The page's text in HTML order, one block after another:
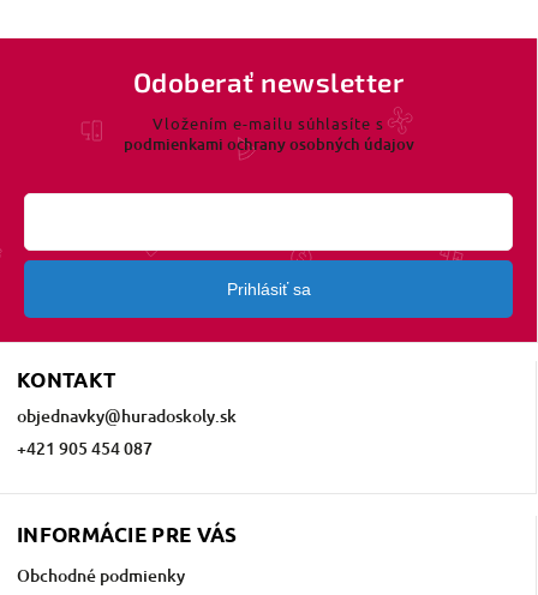
KONTAKT
objednavky@huradoskoly.sk
+421 905 454 087
INFORMÁCIE PRE VÁS
Obchodné podmienky
Odoberať newsletter
Vložením e-mailu súhlasíte s
podmienkami ochrany osobných údajov
Prihlásiť sa